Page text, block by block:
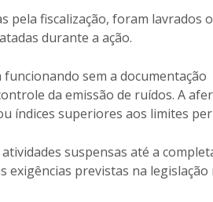
pela fiscalização, foram lavrados
durante a ação.
sem a documentação
da emissão de ruídos. A
índices superiores aos limites
suspensas até a
previstas na legislação